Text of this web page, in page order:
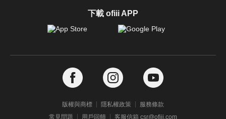
下載 ofiii APP
版權與商標 隱私權政策
服務條款
常見問題
用戶回饋 客服信箱 csr@ofiii.com